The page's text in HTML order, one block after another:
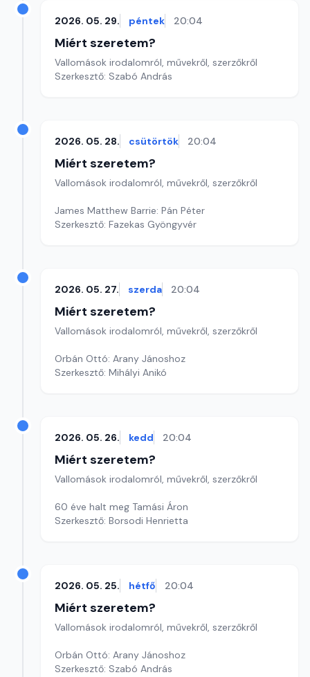
2026. 05. 29. péntek 20:04
Miért szeretem?
Vallomások irodalomról, művekről, szerzőkről
Szerkesztő: Szabó András
2026. 05. 28. csütörtök 20:04
Miért szeretem?
Vallomások irodalomról, művekről, szerzőkről
James Matthew Barrie: Pán Péter
Szerkesztő: Fazekas Gyöngyvér
2026. 05. 27. szerda 20:04
Miért szeretem?
Vallomások irodalomról, művekről, szerzőkről
Orbán Ottó: Arany Jánoshoz
Szerkesztő: Mihályi Anikó
2026. 05. 26. kedd 20:04
Miért szeretem?
Vallomások irodalomról, művekről, szerzőkről
60 éve halt meg Tamási Áron
Szerkesztő: Borsodi Henrietta
2026. 05. 25. hétfő 20:04
Miért szeretem?
Vallomások irodalomról, művekről, szerzőkről
Orbán Ottó: Arany Jánoshoz
Szerkesztő: Szabó András